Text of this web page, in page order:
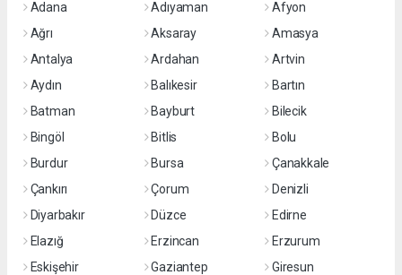
Adana Adıyaman
Afyon
Ağrı
Aksaray
Amasya
Antalya
Ardahan
Artvin
Aydın
Balıkesir
Bartın
Batman
Bayburt
Bilecik
Bingöl
Bitlis
Bolu
Burdur
Bursa
Çanakkale
Çankırı
Çorum
Denizli
Diyarbakır
Düzce
Edirne
Elazığ
Erzincan
Erzurum
Eskişehir
Gaziantep
Giresun